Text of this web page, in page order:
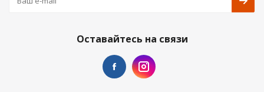
Оставайтесь на связи